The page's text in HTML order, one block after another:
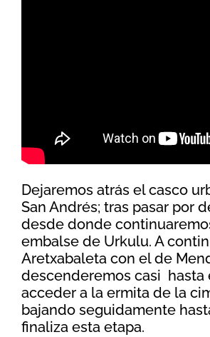
Dejaremos atrás el casco
San Andrés; tras pasar por
desde donde
embalse de Urkulu. A
Aretxabaleta con el de
descenderemos casi hasta
acceder a la ermita de la
bajando seguidamente
finaliza esta etapa.